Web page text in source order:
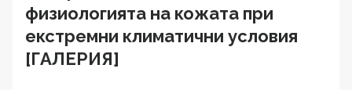
физиологията на кожата при
екстремни климатични условия
[ГАЛЕРИЯ]